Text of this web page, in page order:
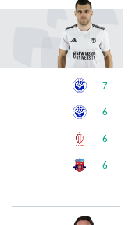
7
6
6
6